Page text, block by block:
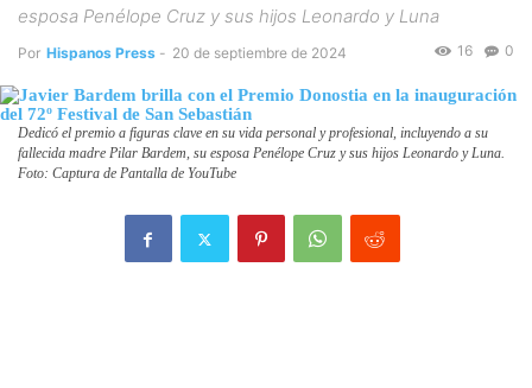
esposa Penélope Cruz y sus hijos Leonardo y Luna
Por Hispanos Press - 20 de septiembre de 2024 0
16
Dedicó el premio a figuras clave en su vida personal y profesional, incluyendo a su
fallecida madre Pilar Bardem, su esposa Penélope Cruz y sus hijos Leonardo y Luna.
Foto: Captura de Pantalla de YouTube